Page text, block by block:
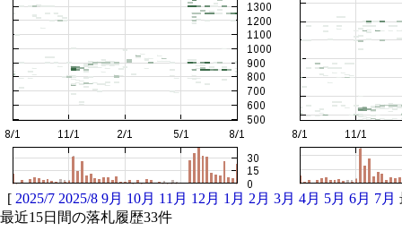
[ 2025/7 2025/8 9月 10月 11月 12月 1月 2月 3月 4月 5月 6月 7月
最近15日間の落札履歴33件